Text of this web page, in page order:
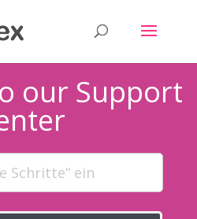
our Support